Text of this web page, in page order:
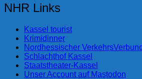
NHR Links
Kassel tourist
Krimidinner
Nordhessischer
Schlachthof Kassel
Staatstheater-Kassel
Unser Account auf Mastodon